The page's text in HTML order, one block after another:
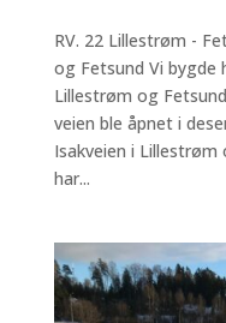
RV. 22 Lillestrøm -
og Fetsund Vi bygde
Lillestrøm og
veien ble åpnet i
Isakveien i Lillestrøm
har...